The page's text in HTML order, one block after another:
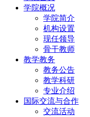
学院概况
学院简介
机构设置
现任领导
骨干教师
教学教务
教务公告
教学科研
专业介绍
国际交流与合作
交流活动